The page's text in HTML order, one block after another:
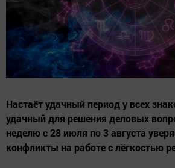
Настаёт удачный период у всех
удачный для решения деловых
неделю с 28 июля по 3 августа
конфликты на работе с лёгкостью